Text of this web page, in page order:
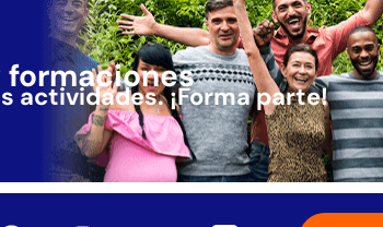
formaciones
actividades.¡Forma parte!